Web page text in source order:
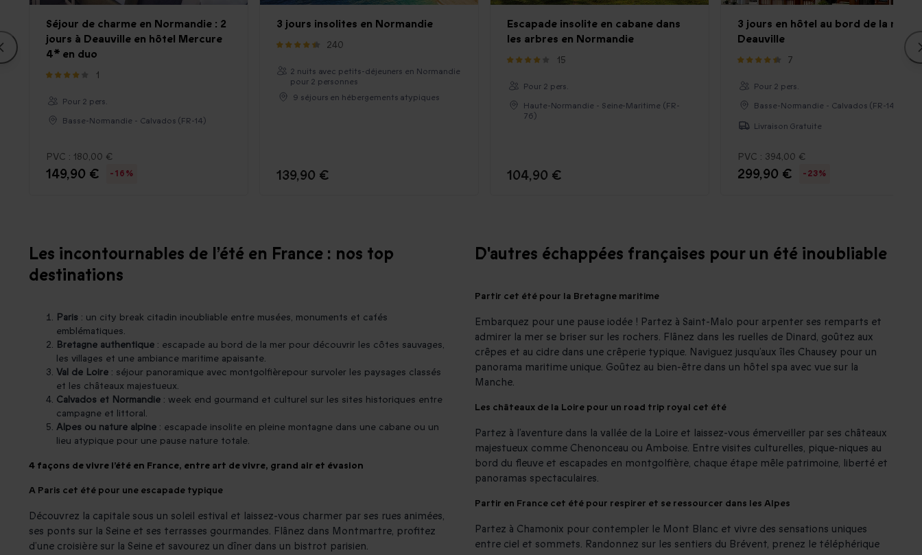
Séjour de charme en Normandie : 2
jours à Deauville en hôtel Mercure
4* en duo
1
Pour 2 pers.
Basse-Normandie - Calvados (FR-14)
PVC : 180,00 €
149,90 € -16%
3 jours insolites en Normandie
240
2 nuits avec petits-déjeuners en Normandie
pour 2 personnes
9 séjours en hébergements atypiques
139,90 €
Escapade insolite en cabane dans
les arbres en Normandie
15
Pour 2 pers.
Haute-Normandie - Seine-Maritime (FR-
76)
104,90 €
3 jours en hôtel au bord de la mer à
Deauville
7
Pour 2 pers.
Basse-Normandie - Calvados (FR-14)
Livraison Gratuite
PVC : 394,00 €
299,90 € -23%
Les incontournables de l’été en France : nos top
destinations
Paris : un city break citadin inoubliable entre musées, monuments et cafés
emblématiques.
Bretagne authentique : escapade au bord de la mer pour découvrir les côtes sauvages,
les villages et une ambiance maritime apaisante.
Val de Loire : séjour panoramique avec montgolfièrepour survoler les paysages classés
et les châteaux majestueux.
Calvados et Normandie : week end gourmand et culturel sur les sites historiques entre
campagne et littoral.
Alpes ou nature alpine : escapade insolite en pleine montagne dans une cabane ou un
lieu atypique pour une pause nature totale.
4 façons de vivre l’été en France, entre art de vivre, grand air et évasion
A Paris cet été pour une escapade typique
Découvrez la capitale sous un soleil estival et laissez-vous charmer par ses rues animées,
ses ponts sur la Seine et ses terrasses gourmandes. Flânez dans Montmartre, profitez
d’une croisière sur la Seine et savourez un dîner dans un bistrot parisien.
D'autres échappées françaises pour un été inoubliable
Partir cet été pour la Bretagne maritime
Embarquez pour une pause iodée ! Partez à Saint-Malo pour arpenter ses remparts et
admirer la mer se briser sur les rochers. Flânez dans les ruelles de Dinard, goûtez aux
crêpes et au cidre dans une crêperie typique. Naviguez jusqu’aux îles Chausey pour un
panorama maritime unique. Goûtez au bien-être dans un hôtel spa avec vue sur la
Manche.
Les châteaux de la Loire pour un road trip royal cet été
Partez à l’aventure dans la vallée de la Loire et laissez-vous émerveiller par ses châteaux
majestueux comme Chenonceau ou Amboise. Entre visites culturelles, pique-niques au
bord du fleuve et escapades en montgolfière, chaque étape mêle patrimoine, liberté et
panoramas spectaculaires.
Partir en France cet été pour respirer et se ressourcer dans les Alpes
Partez à Chamonix pour contempler le Mont Blanc et vivre des sensations uniques
entre ciel et sommets. Randonnez sur les sentiers du Brévent, prenez le téléphérique